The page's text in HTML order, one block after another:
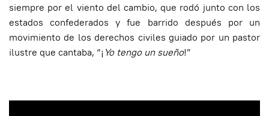
siempre por el viento del cambio, que rodó junto con los
estados confederados y fue barrido después por un
movimiento de los derechos civiles guiado por un pastor
ilustre que cantaba, “¡Yo tengo un sueño!”